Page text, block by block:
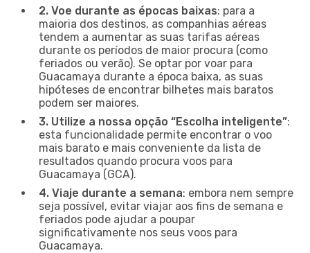
2. Voe durante as épocas baixas: para a
maioria dos destinos, as companhias aéreas
tendem a aumentar as suas tarifas aéreas
durante os períodos de maior procura (como
feriados ou verão). Se optar por voar para
Guacamaya durante a época baixa, as suas
hipóteses de encontrar bilhetes mais baratos
podem ser maiores.
3. Utilize a nossa opção “Escolha inteligente”:
esta funcionalidade permite encontrar o voo
mais barato e mais conveniente da lista de
resultados quando procura voos para
Guacamaya (GCA).
4. Viaje durante a semana: embora nem sempre
seja possível, evitar viajar aos fins de semana e
feriados pode ajudar a poupar
significativamente nos seus voos para
Guacamaya.